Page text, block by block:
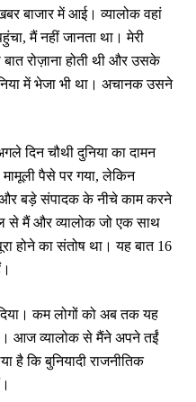
बाजार में आई। व्‍यालोक वहां
मैं नहीं जानता था। मेरी
रोज़ाना होती थी और उसके
में भेजा भी था। अचानक उसने
दिन चौथी दुनिया का दामन
मामूली पैसे पर गया, लेकिन
और बड़े संपादक के नीचे काम करने
से मैं और व्‍यालोक जो एक साथ
होने का संतोष था। यह बात 16
कम लोगों को अब तक यह
आज व्‍यालोक से मैंने अपने तईं
है कि बुनियादी राजनीतिक